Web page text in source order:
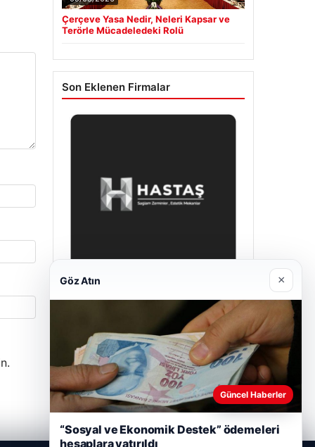
Çerçeve Yasa Nedir, Neleri Kapsar ve
Terörle Mücadeledeki Rolü
Son Eklenen Firmalar
Enes Kaplan Avukatlık Bürosu
Göz Atın ×
Güncel Haberler
“Sosyal ve Ekonomik Destek” ödemeleri
hesaplara yatırıldı